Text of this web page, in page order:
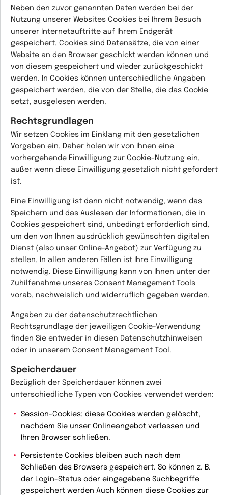
Neben den zuvor genannten Daten werden bei der
Nutzung unserer Websites Cookies bei Ihrem Besuch
unserer Internetauftritte auf Ihrem Endgerät
gespeichert. Cookies sind Datensätze, die von einer
Website an den Browser geschickt werden können und
von diesem gespeichert und wieder zurückgeschickt
werden. In Cookies können unterschiedliche Angaben
gespeichert werden, die von der Stelle, die das Cookie
setzt, ausgelesen werden.
Rechtsgrundlagen
Wir setzen Cookies im Einklang mit den gesetzlichen
Vorgaben ein. Daher holen wir von Ihnen eine
vorhergehende Einwilligung zur Cookie-Nutzung ein,
außer wenn diese Einwilligung gesetzlich nicht gefordert
ist.
Eine Einwilligung ist dann nicht notwendig, wenn das
Speichern und das Auslesen der Informationen, die in
Cookies gespeichert sind, unbedingt erforderlich sind,
um den von Ihnen ausdrücklich gewünschten digitalen
Dienst (also unser Online-Angebot) zur Verfügung zu
stellen. In allen anderen Fällen ist Ihre Einwilligung
notwendig. Diese Einwilligung kann von Ihnen unter der
Zuhilfenahme unseres Consent Management Tools
vorab, nachweislich und widerruflich gegeben werden.
Angaben zu der datenschutzrechtlichen
Rechtsgrundlage der jeweiligen Cookie-Verwendung
finden Sie entweder in diesen Datenschutzhinweisen
oder in unserem Consent Management Tool.
Speicherdauer
Bezüglich der Speicherdauer können zwei
unterschiedliche Typen von Cookies verwendet werden:
Session-Cookies: diese Cookies werden gelöscht,
nachdem Sie unser Onlineangebot verlassen und
Ihren Browser schließen.
Persistente Cookies bleiben auch nach dem
Schließen des Browsers gespeichert. So können z. B.
der Login-Status oder eingegebene Suchbegriffe
gespeichert werden Auch können diese Cookies zur